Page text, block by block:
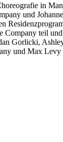
in
und
Company teil
Gorlicki,
und Max Levy